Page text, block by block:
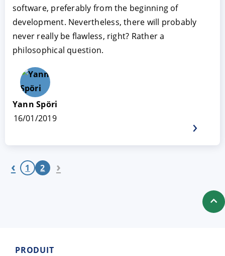
software, preferably from the beginning of
development. Nevertheless, there will probably
never really be flawless, right? Rather a
philosophical question.
Yann Spöri
16/01/2019
‹ 1 2 ›
PRODUIT